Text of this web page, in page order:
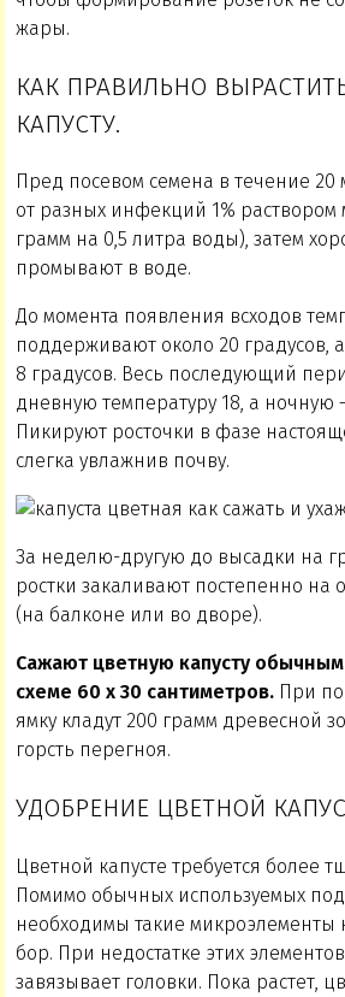
жары.
КАК ПРАВИЛЬНО
КАПУСТУ.
Пред посевом семена в течение
от разных инфекций 1% раствором
грамм на 0,5 литра воды), затем
промывают в воде.
До момента появления всходов
поддерживают около 20 градусов,
8 градусов. Весь последующий
дневную температуру 18, а ночную
Пикируют росточки в фазе
слегка увлажнив почву.
За неделю-другую до высадки на
ростки закаливают постепенно на
(на балконе или во дворе).
Сажают цветную капусту
схеме 60 х 30 сантиметров. При
ямку кладут 200 грамм древесной
горсть перегноя.
УДОБРЕНИЕ ЦВЕТНОЙ
Цветной капусте требуется более
Помимо обычных используемых
необходимы такие микроэлементы
бор. При недостатке этих
завязывает головки. Пока растет,